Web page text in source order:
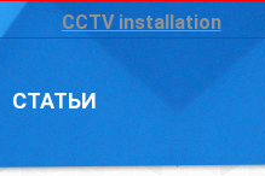
CCTV installation
СТАТЬИ